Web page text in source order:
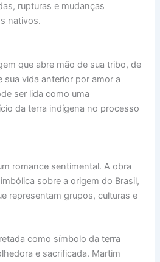
rupturas e mudanças
nativos.
que abre mão de sua tribo, de
sua vida anterior por amor a
ser lida como uma
da terra indígena no processo
romance sentimental. A obra
sobre a origem do Brasil,
representam grupos, culturas e
como símbolo da terra
e sacrificada. Martim